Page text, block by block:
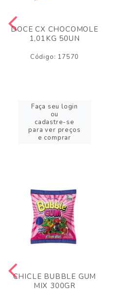
DOCE CX CHOCOMOLE
1,01KG 50UN
Código: 17570
Faça seu login
ou
cadastre-se
para ver preços
e comprar
CHICLE BUBBLE GUM
MIX 300GR